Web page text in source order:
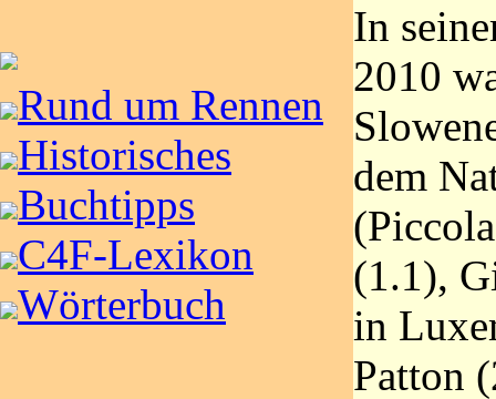
Rund um Rennen
Historisches
Buchtipps
C4F-Lexikon
Wörterbuch
In
2010
dem
(1.1),
in
Patton